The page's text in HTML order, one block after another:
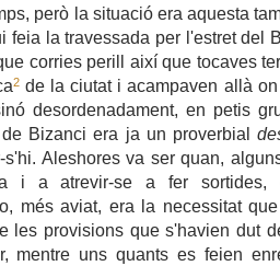
però la situació era aquesta
feia la travessada per l'estret del
corries perill així que tocaves
2 de la ciutat i acampaven allà
desordenadament, en petis
de Bizanci era ja un proverbial
s'hi. Aleshores va ser quan,
i a atrevir-se a fer
més aviat, era la necessitat
les provisions que s'havien dut
mentre uns quants es feien